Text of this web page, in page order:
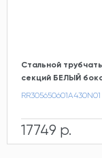
Стальной
секций БЕЛЫЙ
RR305650601A430N01
17749 р.